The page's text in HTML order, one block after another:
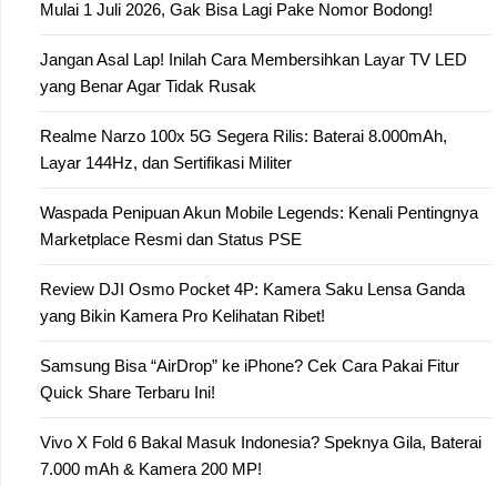
Mulai 1 Juli 2026, Gak Bisa Lagi Pake Nomor Bodong!
Jangan Asal Lap! Inilah Cara Membersihkan Layar TV LED
yang Benar Agar Tidak Rusak
Realme Narzo 100x 5G Segera Rilis: Baterai 8.000mAh,
Layar 144Hz, dan Sertifikasi Militer
Waspada Penipuan Akun Mobile Legends: Kenali Pentingnya
Marketplace Resmi dan Status PSE
Review DJI Osmo Pocket 4P: Kamera Saku Lensa Ganda
yang Bikin Kamera Pro Kelihatan Ribet!
Samsung Bisa “AirDrop” ke iPhone? Cek Cara Pakai Fitur
Quick Share Terbaru Ini!
Vivo X Fold 6 Bakal Masuk Indonesia? Speknya Gila, Baterai
7.000 mAh & Kamera 200 MP!